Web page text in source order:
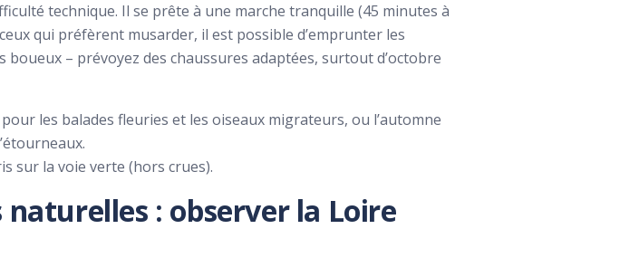
technique. Il se prête à une marche tranquille (45 minutes à
qui préfèrent musarder, il est possible d’emprunter les
– prévoyez des chaussures adaptées, surtout d’octobre
les balades fleuries et les oiseaux migrateurs, ou l’automne
sur la voie verte (hors crues).
: observer la Loire